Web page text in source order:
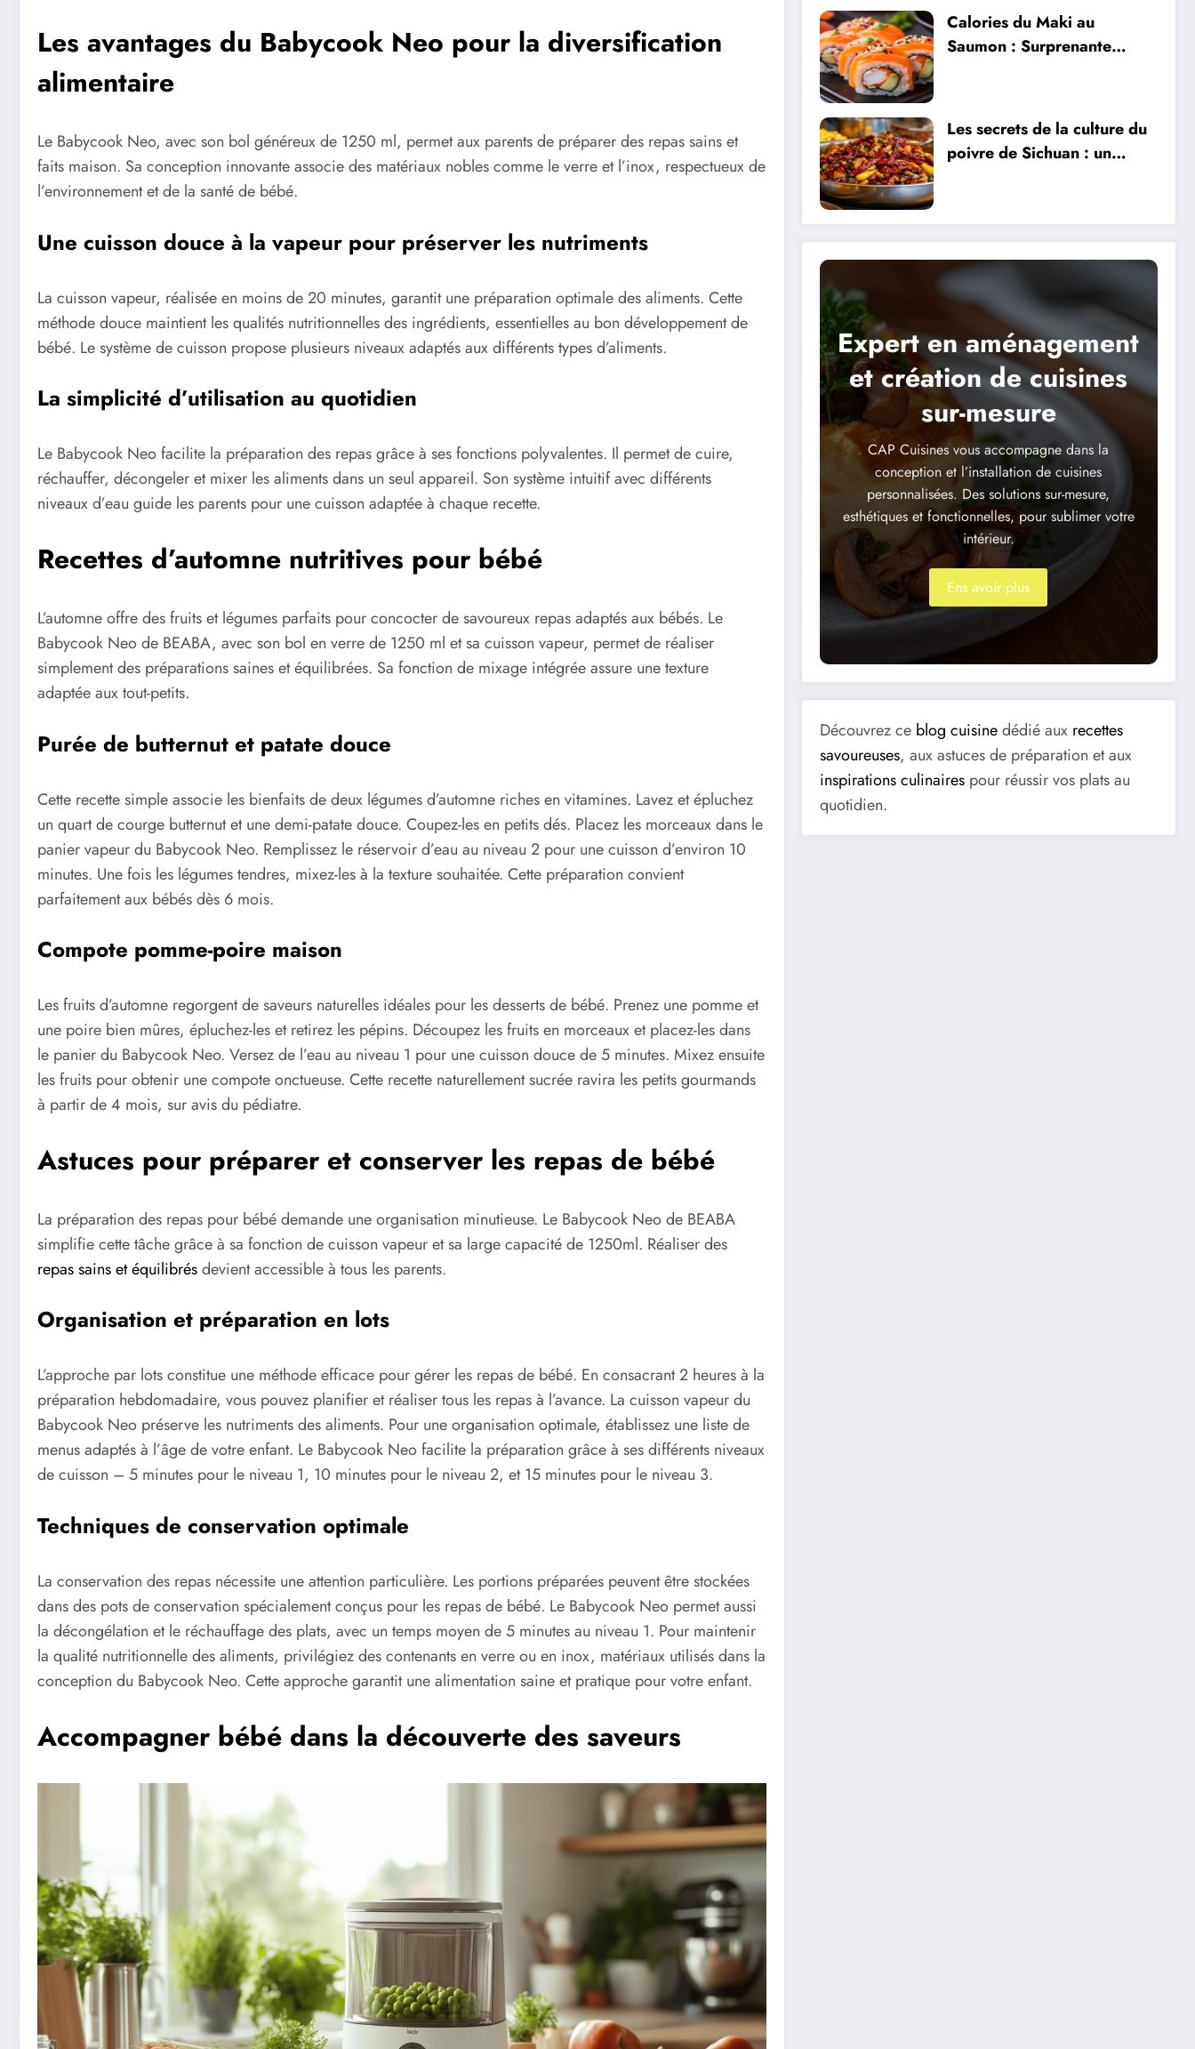
Les avantages du Babycook Neo pour la diversification
alimentaire
Le Babycook Neo, avec son bol généreux de 1250 ml, permet aux parents de préparer des repas sains et
faits maison. Sa conception innovante associe des matériaux nobles comme le verre et l’inox, respectueux de
l’environnement et de la santé de bébé.
Une cuisson douce à la vapeur pour préserver les nutriments
La cuisson vapeur, réalisée en moins de 20 minutes, garantit une préparation optimale des aliments. Cette
méthode douce maintient les qualités nutritionnelles des ingrédients, essentielles au bon développement de
bébé. Le système de cuisson propose plusieurs niveaux adaptés aux différents types d’aliments.
La simplicité d’utilisation au quotidien
Le Babycook Neo facilite la préparation des repas grâce à ses fonctions polyvalentes. Il permet de cuire,
réchauffer, décongeler et mixer les aliments dans un seul appareil. Son système intuitif avec différents
niveaux d’eau guide les parents pour une cuisson adaptée à chaque recette.
Recettes d’automne nutritives pour bébé
L’automne offre des fruits et légumes parfaits pour concocter de savoureux repas adaptés aux bébés. Le
Babycook Neo de BEABA, avec son bol en verre de 1250 ml et sa cuisson vapeur, permet de réaliser
simplement des préparations saines et équilibrées. Sa fonction de mixage intégrée assure une texture
adaptée aux tout-petits.
Purée de butternut et patate douce
Cette recette simple associe les bienfaits de deux légumes d’automne riches en vitamines. Lavez et épluchez
un quart de courge butternut et une demi-patate douce. Coupez-les en petits dés. Placez les morceaux dans le
panier vapeur du Babycook Neo. Remplissez le réservoir d’eau au niveau 2 pour une cuisson d’environ 10
minutes. Une fois les légumes tendres, mixez-les à la texture souhaitée. Cette préparation convient
parfaitement aux bébés dès 6 mois.
Compote pomme-poire maison
Les fruits d’automne regorgent de saveurs naturelles idéales pour les desserts de bébé. Prenez une pomme et
une poire bien mûres, épluchez-les et retirez les pépins. Découpez les fruits en morceaux et placez-les dans
le panier du Babycook Neo. Versez de l’eau au niveau 1 pour une cuisson douce de 5 minutes. Mixez ensuite
les fruits pour obtenir une compote onctueuse. Cette recette naturellement sucrée ravira les petits gourmands
à partir de 4 mois, sur avis du pédiatre.
Astuces pour préparer et conserver les repas de bébé
La préparation des repas pour bébé demande une organisation minutieuse. Le Babycook Neo de BEABA
simplifie cette tâche grâce à sa fonction de cuisson vapeur et sa large capacité de 1250ml. Réaliser des
repas sains et équilibrésdevient accessible à tous les parents.
Organisation et préparation en lots
L’approche par lots constitue une méthode efficace pour gérer les repas de bébé. En consacrant 2 heures à la
préparation hebdomadaire, vous pouvez planifier et réaliser tous les repas à l’avance. La cuisson vapeur du
Babycook Neo préserve les nutriments des aliments. Pour une organisation optimale, établissez une liste de
menus adaptés à l’âge de votre enfant. Le Babycook Neo facilite la préparation grâce à ses différents niveaux
de cuisson – 5 minutes pour le niveau 1, 10 minutes pour le niveau 2, et 15 minutes pour le niveau 3.
Techniques de conservation optimale
La conservation des repas nécessite une attention particulière. Les portions préparées peuvent être stockées
dans des pots de conservation spécialement conçus pour les repas de bébé. Le Babycook Neo permet aussi
la décongélation et le réchauffage des plats, avec un temps moyen de 5 minutes au niveau 1. Pour maintenir
la qualité nutritionnelle des aliments, privilégiez des contenants en verre ou en inox, matériaux utilisés dans la
conception du Babycook Neo. Cette approche garantit une alimentation saine et pratique pour votre enfant.
Accompagner bébé dans la découverte des saveurs
Calories du Maki au
Saumon : Surprenante
Les secrets de la culture du
poivre de Sichuan : un
Expert en aménagement
et création de cuisines
sur-mesure
CAP Cuisines vous accompagne dans la
conception et l’installation de cuisines
personnalisées. Des solutions sur-mesure,
esthétiques et fonctionnelles, pour sublimer votre
intérieur.
Ens avoir plus
Découvrez ce blog cuisinedédié aux recettes
savoureuses, aux astuces de préparation et aux
inspirations culinaires pour réussir vos plats au
quotidien.